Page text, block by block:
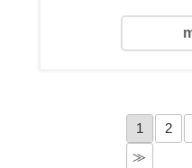
1 2
≫